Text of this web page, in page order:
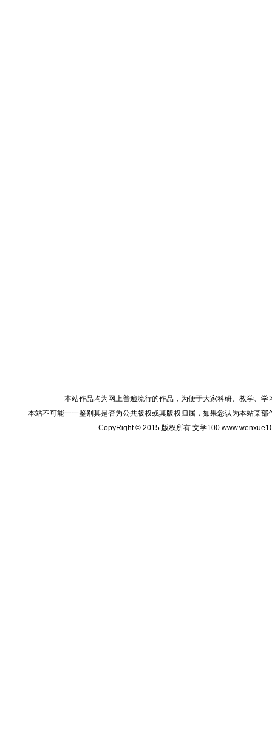
本站作品均为网上普遍流行的作品，为便于大家科研、教学、
本站不可能一一鉴别其是否为公共版权或其版权归属，如果您认为本站某
CopyRight © 2015 版权所有 文学100